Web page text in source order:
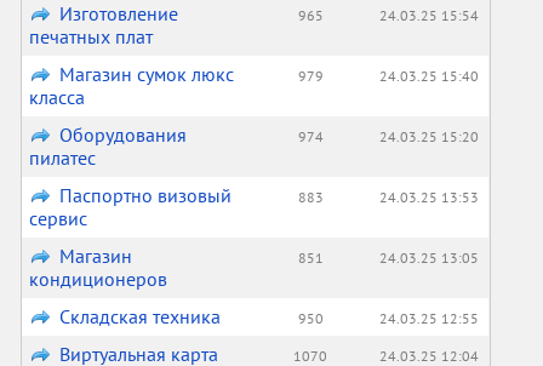
Изготовление
печатных плат
965 24.03.25 15:54
Магазин сумок люкс
класса
979 24.03.25 15:40
Оборудования
пилатес
974 24.03.25 15:20
Паспортно визовый
сервис
883 24.03.25 13:53
Магазин
кондиционеров
851 24.03.25 13:05
Складская техника 950 24.03.25 12:55
Виртуальная карта
1070 24.03.25 12:04